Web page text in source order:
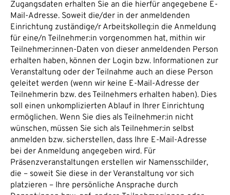
Zugangsdaten erhalten Sie an die hierfür angegebene E-
Mail-Adresse. Soweit die/der in der anmeldenden
Einrichtung zuständige/r Arbeitskolleg:in die Anmeldung
für eine/n Teilnehmer:in vorgenommen hat, mithin wir
Teilnehmer:innen-Daten von dieser anmeldenden Person
erhalten haben, können der Login bzw. Informationen zur
Veranstaltung oder der Teilnahme auch an diese Person
geleitet werden (wenn wir keine E-Mail-Adresse der
Teilnehmerin bzw. des Teilnehmers erhalten haben). Dies
soll einen unkomplizierten Ablauf in Ihrer Einrichtung
ermöglichen. Wenn Sie dies als Teilnehmer:in nicht
wünschen, müssen Sie sich als Teilnehmer:in selbst
anmelden bzw. sicherstellen, dass Ihre E-Mail-Adresse
bei der Anmeldung angegeben wird. Für
Präsenzveranstaltungen erstellen wir Namensschilder,
die – soweit Sie diese in der Veranstaltung vor sich
platzieren – Ihre persönliche Ansprache durch